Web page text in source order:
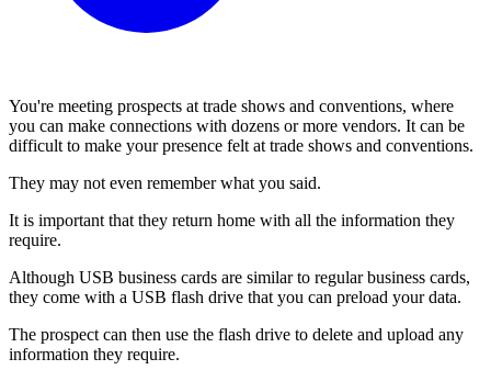
You're meeting prospects at trade shows and conventions, where
you can make connections with dozens or more vendors. It can be
difficult to make your presence felt at trade shows and conventions.
They may not even remember what you said.
It is important that they return home with all the information they
require.
Although USB business cards are similar to regular business cards,
they come with a USB flash drive that you can preload your data.
The prospect can then use the flash drive to delete and upload any
information they require.